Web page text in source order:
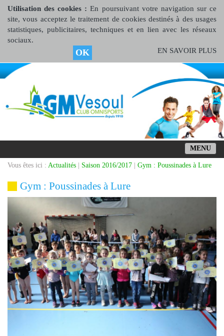
Utilisation des cookies :En poursuivant votre navigation sur ce
site, vous acceptez le traitement de cookies destinés à des usages
statistiques, publicitaires, techniques et en lien avec les réseaux
sociaux.
OK EN SAVOIR PLUS
MENU
Vous êtes ici : Actualités Saison 2016/2017 Gym : Poussinades à Lure
Gym : Poussinades à Lure